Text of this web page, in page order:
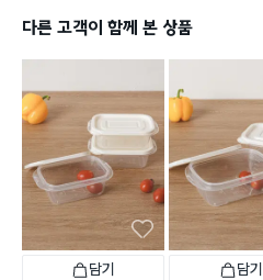
다른 고객이 함께 본 상품
담기 담기